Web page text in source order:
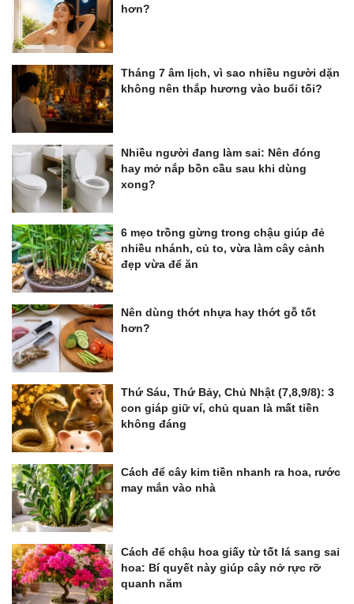
hơn?
Tháng 7 âm lịch, vì sao nhiều người dặn
không nên thắp hương vào buổi tối?
Nhiều người đang làm sai: Nên đóng
hay mở nắp bồn cầu sau khi dùng
xong?
6 mẹo trồng gừng trong chậu giúp đẻ
nhiều nhánh, củ to, vừa làm cây cảnh
đẹp vừa để ăn
Nên dùng thớt nhựa hay thớt gỗ tốt
hơn?
Thứ Sáu, Thứ Bảy, Chủ Nhật (7,8,9/8): 3
con giáp giữ ví, chủ quan là mất tiền
không đáng
Cách để cây kim tiền nhanh ra hoa, rước
may mắn vào nhà
Cách để chậu hoa giấy từ tốt lá sang sai
hoa: Bí quyết này giúp cây nở rực rỡ
quanh năm